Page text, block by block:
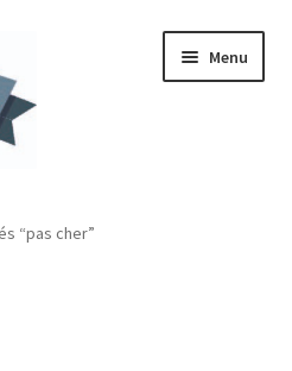
Menu
“pas cher”